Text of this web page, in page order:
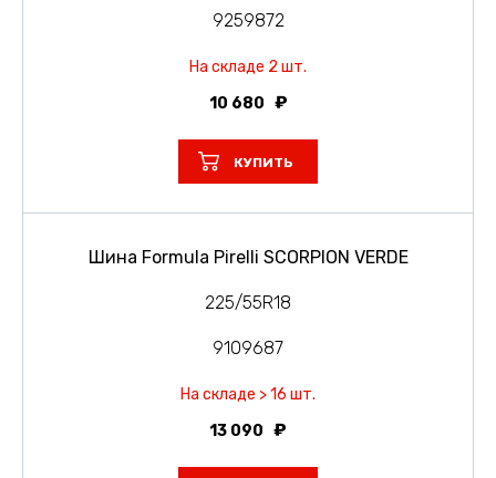
9259872
На складе 2 шт.
10 680
КУПИТЬ
Шина Formula Pirelli SCORPION VERDE
225/55R18
9109687
На складе > 16 шт.
13 090